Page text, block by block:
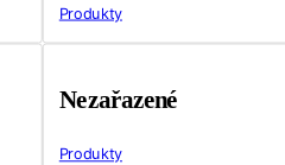
Produkty
Nezařazené
Produkty